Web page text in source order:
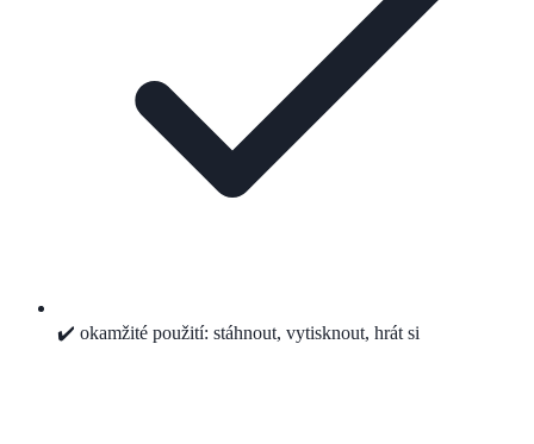
✔️ okamžité použití: stáhnout, vytisknout, hrát si